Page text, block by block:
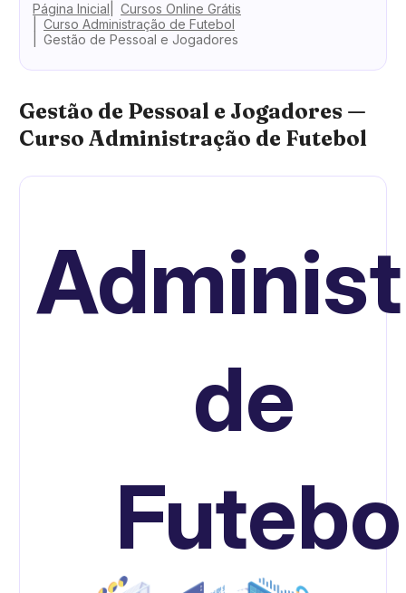
Página Inicial
Cursos Online Grátis
Curso Administração de Futebol
Gestão de Pessoal e Jogadores
Gestão de Pessoal e Jogadores —
Curso Administração de Futebol
de